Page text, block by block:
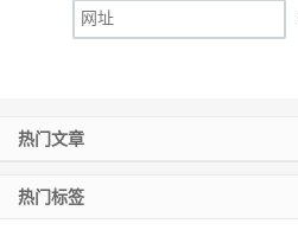
热门文章
热门标签